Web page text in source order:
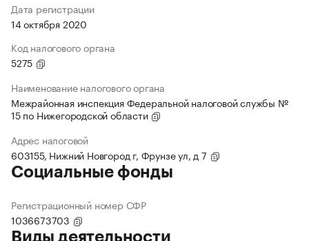
Дата регистрации
14 октября 2020
Код налогового органа
5275
Наименование налогового органа
Межрайонная инспекция Федеральной налоговой службы №
15 по Нижегородской области
Адрес налоговой
603155, Нижний Новгород г, Фрунзе ул, д 7
Социальные фонды
Регистрационный номер СФР
1036673703
Виды деятельности